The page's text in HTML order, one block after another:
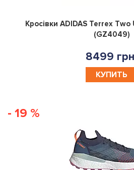
Кросівки ADIDAS Terrex
(GZ4049)
8499
КУПИТЬ
- 19 %